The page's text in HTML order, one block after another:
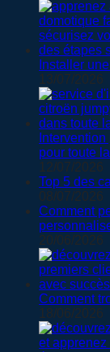
Installer
13/07/2026
pour toute
12/07/2026
Top 5 des
08/07/2026
Comment
20/06/2026
Comment
18/06/2026